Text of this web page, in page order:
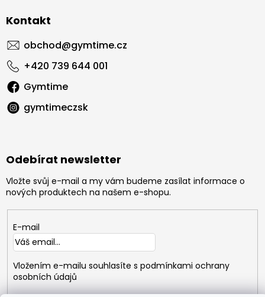
Kontakt
obchod@gymtime.cz
+420 739 644 001
Gymtime
gymtimeczsk
Odebírat newsletter
Vložte svůj e-mail a my vám budeme zasílat informace o
nových produktech na našem e-shopu.
E-mail
Vložením e-mailu souhlasíte s podmínkami ochrany
osobních údajů